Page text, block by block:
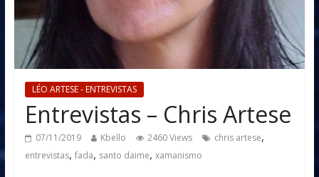
LÉO ARTESE - ENTREVISTAS
Entrevistas – Chris Artese
07/11/2019 Kbello 2460 Views chris artese,
entrevistas, fada, santo daime, xamanismo